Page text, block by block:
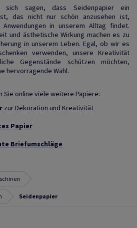
sich sagen, dass Seidenpapier ein
das nicht nur schön anzusehen ist,
in unserem Alltag findet.
und ästhetische Wirkung machen es zu
in unserem Leben. Egal, ob wir es
verwenden, unsere Kreativität
Gegenstände schützen möchten,
hervorragende Wahl.
Sie online viele weitere Papiere:
zur Dekoration und Kreativität
Papier
Briefumschläge
Seidenpapier